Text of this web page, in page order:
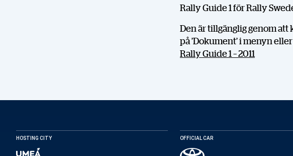
Rally Guide 1 för Rally
Den är tillgänglig genom att
på ’Dokument’ i menyn
Rally Guide 1 – 2011
HOSTING CITY OFFICIAL CAR
DELA